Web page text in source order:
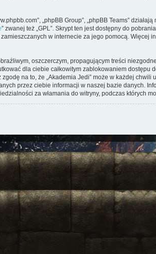
„phpBB Group”, „phpBB Teams”
” zwanej też „GPL”. Skrypt ten jest dostępny do
w internecie za jego pomocą. Więcej
oszczerczym, propagującym treści
dla ciebie całkowitym zablokowaniem dostępu
na to, że „Akademia Jedi” może w każdej
przez ciebie informacji w naszej bazie danych.
za włamania do witryny, podczas których